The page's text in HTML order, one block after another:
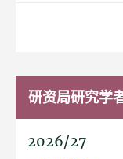
研资局研究学
2026/27